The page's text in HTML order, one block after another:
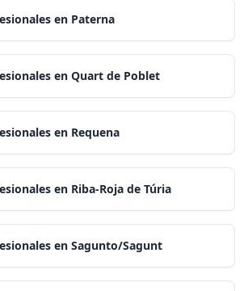
en Paterna
en Quart de Poblet
en Requena
en Riba-Roja de Túria
en Sagunto/Sagunt